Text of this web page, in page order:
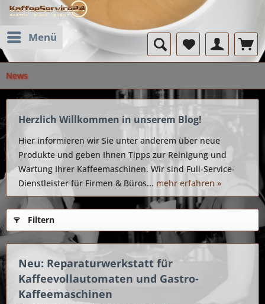
Menü
News
Herzlich Willkommen in unserem Blog!
Hier informieren wir Sie unter anderem über neue
Produkte und geben Ihnen Tipps zur Reinigung und
Wartung Ihrer Kaffeemaschinen. Wir sind Full-Service-
Dienstleister für Firmen & Büros... mehr erfahren »
Filtern
Neu: Reparaturwerkstatt für
Kaffeevollautomaten und Gastro-
Kaffeemaschinen